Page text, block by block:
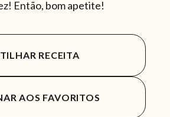
Então, bom apetite!
RECEITA
AOS FAVORITOS